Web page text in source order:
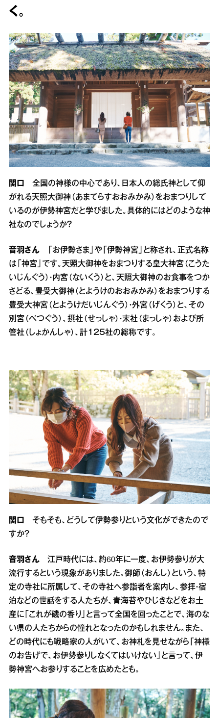
く。
関口
全国の神様の中心であり、日本人の総氏神として仰
がれる天照大御神（あまてらすおおみかみ）をおまつりして
いるのが伊勢神宮だと学びました。具体的にはどのような神
社なのでしょうか？
音羽さん 「お伊勢さま」や「伊勢神宮」と称され、正式名称
は「神宮」です。天照大御神をおまつりする皇大神宮（こうた
いじんぐう）・内宮（ないくう）と、天照大御神のお食事をつか
さどる、豊受大御神（とようけのおおみかみ）をおまつりする
豊受大神宮（とようけだいじんぐう）・外宮（げくう）と、その
別宮（べつぐう）、摂社（せっしゃ）・末社（まっしゃ）および所
管社（しょかんしゃ）、計１２５社の総称です。
関口
そもそも、どうして伊勢参りという文化ができたので
すか？
音羽さん 江戸時代には、約60年に一度、お伊勢参りが大
流行するという現象がありました。御師（おんし）という、特
定の寺社に所属して、その寺社へ参詣者を案内し、参拝・宿
泊などの世話をする人たちが、青海苔やひじきなどをお土
産に「これが磯の香り」と言って全国を回ったことで、海のな
い県の人たちからの憧れとなったのかもしれません。また、
どの時代にも戦略家の人がいて、お神札を見せながら「神様
のお告げで、お伊勢参りしなくてはいけない」と言って、伊
勢神宮へお参りすることを広めたとも。